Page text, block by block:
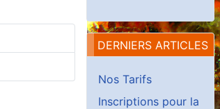
DERNIERS ARTICLES
Nos Tarifs
Inscriptions pour la